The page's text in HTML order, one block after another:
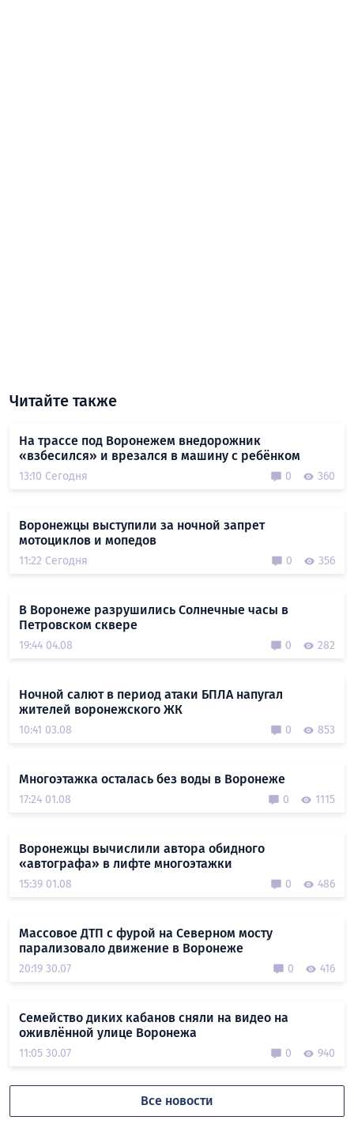
Читайте также
На трассе под Воронежем внедорожник
«взбесился» и врезался в машину с ребёнком
13:10 Сегодня 0 360
Воронежцы выступили за ночной запрет
мотоциклов и мопедов
11:22 Сегодня 0 356
В Воронеже разрушились Солнечные часы в
Петровском сквере
19:44 04.08 0 282
Ночной салют в период атаки БПЛА напугал
жителей воронежского ЖК
10:41 03.08 0 853
Многоэтажка осталась без воды в Воронеже
17:24 01.08 0 1115
Воронежцы вычислили автора обидного
«автографа» в лифте многоэтажки
15:39 01.08 0 486
Массовое ДТП с фурой на Северном мосту
парализовало движение в Воронеже
20:19 30.07 0 416
Семейство диких кабанов сняли на видео на
оживлённой улице Воронежа
11:05 30.07 0 940
Все новости